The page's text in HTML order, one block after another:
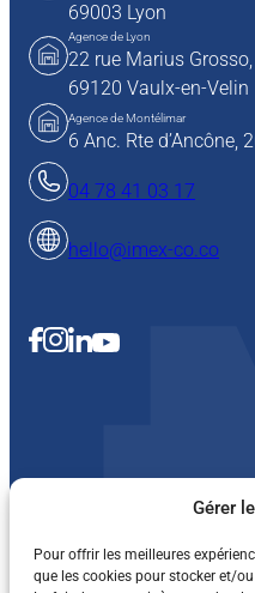
Gérer
Pour offrir les meilleures
que les cookies pour stocker et/
69003 Lyon
Agence de Lyon
22 rue Marius Grosso,
69120 Vaulx-en-Velin
Agence de Montélimar
6 Anc. Rte d’Ancône,
04 78 41 03 17
hello@imex-co.co
© 2025 All Rights Reserved,
Conditions